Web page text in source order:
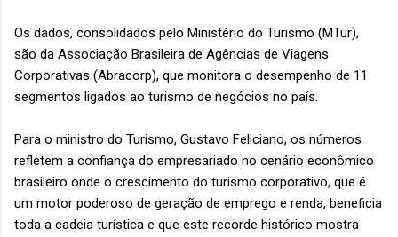
Os dados, consolidados pelo Ministério do Turismo (MTur),
são da Associação Brasileira de Agências de Viagens
Corporativas (Abracorp), que monitora o desempenho de 11
segmentos ligados ao turismo de negócios no país.
Para o ministro do Turismo, Gustavo Feliciano, os números
refletem a confiança do empresariado no cenário econômico
brasileiro onde o crescimento do turismo corporativo, que é
um motor poderoso de geração de emprego e renda, beneficia
toda a cadeia turística e que este recorde histórico mostra